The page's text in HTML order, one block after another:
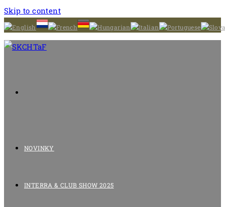
Skip to content
NOVINKY
INTERRA & CLUB SHOW 2025